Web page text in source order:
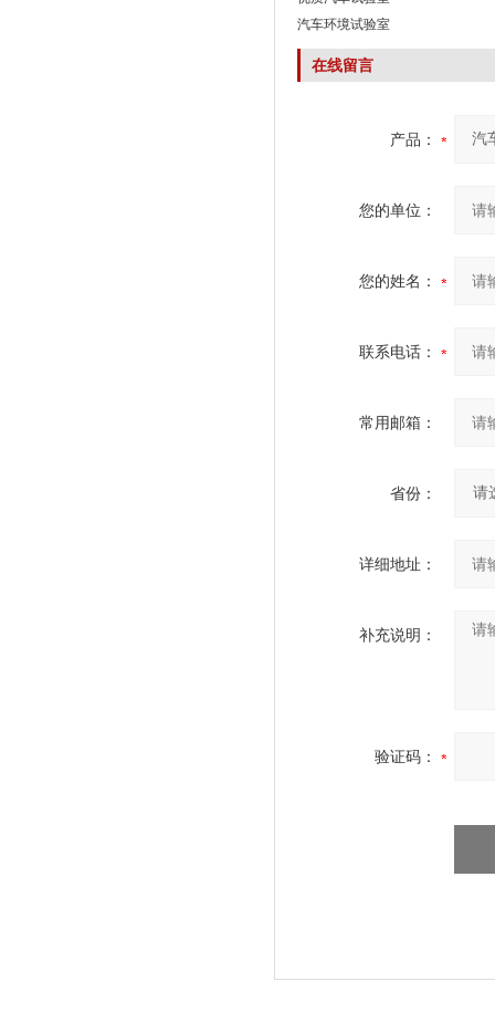
汽车环境试验室
在线留言
产品：
您的单位：
您的姓名：
联系电话：
常用邮箱：
省份：
详细地址：
补充说明：
验证码：